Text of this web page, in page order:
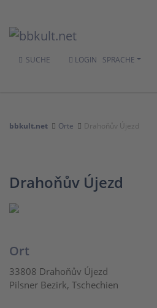
SUCHE LOGIN SPRACHE
bbkult.net Orte Drahoňův Újezd
Drahoňův Újezd
Ort
33808 Drahoňův Újezd
Pilsner Bezirk, Tschechien